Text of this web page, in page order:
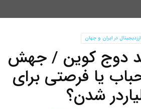
ارزدیجیتال در ایران و جهان
دوج کوین / جهش
یا فرصتی برای
شدن؟